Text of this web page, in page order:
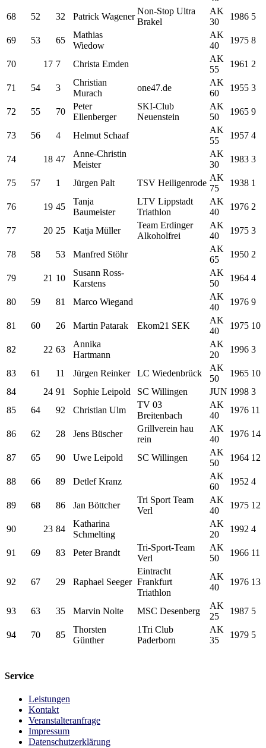
68
52 32 Patrick Wagener
Non-Stop Ultra
Brakel
AK
30
1986 5
69 53 65
Mathias
Wiedow
AK
40
1975 8
70 17 7 Christa Emden
AK
55
1961 2
71 54 3
Christian
Murach
one47.de
AK
60
1955 3
72 55 70
Peter
Ellenberger
SKI-Club
Neuenstein
AK
50
1965 9
73 56 4 Helmut Schaaf
AK
55
1957 4
74 18 47
Anne-Christin
Meister
AK
30
1983 3
75 57 1 Jürgen Palt TSV Heiligenrode
AK
75
1938 1
76 19 45
Tanja
Baumeister
LTV Lippstadt
Triathlon
AK
40
1976 2
77 20 25 Katja Müller
Team Erdinger
Alkoholfrei
AK
40
1975 3
78 58 53 Manfred Stöhr
AK
65
1950 2
79 21 10
Susann Ross-
Karstens
AK
50
1964 4
80 59 81 Marco Wiegand
AK
40
1976 9
81 60 26 Martin Patarak Ekom21 SEK
AK
40
1975 10
82 22 63
Annika
Hartmann
AK
20
1996 3
83 61 11 Jürgen Reinker LC Wiedenbrück
AK
50
1965 10
84
24 91 Sophie Leipold SC Willingen JUN 1998 3
85
64 92 Christian Ulm
TV 03
Breitenbach
AK
40
1976 11
86 62 28 Jens Büscher
Grillverein hau
rein
AK
40
1976 14
87 65 90 Uwe Leipold SC Willingen
AK
50
1964 12
88 66 89 Detlef Kranz
AK
60
1952 4
89 68 86 Jan Böttcher
Tri Sport Team
Verl
AK
40
1975 12
90 23 84
Katharina
Schmelting
AK
20
1992 4
91 69 83 Peter Brandt
Tri-Sport-Team
Verl
AK
50
1966 11
92 67 29 Raphael Seeger
Eintracht
Frankfurt
Triathlon
AK
40
1976 13
93 63 35 Marvin Nolte MSC Desenberg
AK
25
1987 5
94 70 85
Thorsten
Günther
1Tri Club
Paderborn
AK
35
1979 5
Service
Leistungen
Kontakt
Veranstalteranfrage
Impressum
Datenschutzerklärung